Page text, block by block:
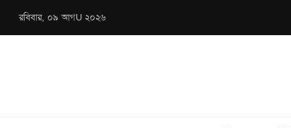
রবিবার, ০৯ আগU ২০২৬